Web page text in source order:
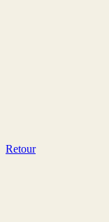
Retour